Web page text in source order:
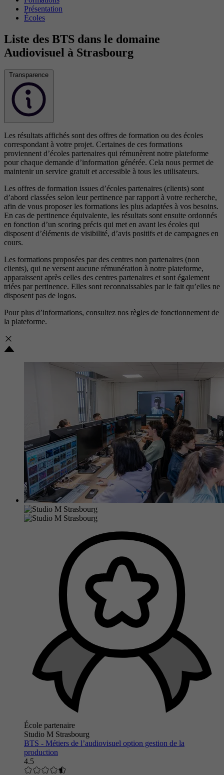
Présentation
Écoles
Liste des BTS dans le domaine
Audiovisuel à Strasbourg
Transparence
Les résultats affichés sont des offres de formation ou des écoles
correspondant à votre projet. Certaines de ces formations
proviennent d’écoles partenaires qui rémunèrent notre plateforme
pour chaque demande d’information générée. Cela nous permet de
maintenir un service gratuit et accessible à tous les utilisateurs.
Les offres de formation issues d’écoles partenaires (clients) sont
d’abord classées selon leur pertinence par rapport à votre recherche,
afin de vous proposer les formations les plus adaptées à vos besoins.
En cas de pertinence équivalente, les résultats sont ensuite ordonnés
en fonction d’un scoring précis qui met en avant les écoles qui
disposent d’éléments de visibilité, d’avis positifs et de campagnes en
cours.
Les formations proposées par des centres non partenaires (non
clients), qui ne versent aucune rémunération à notre plateforme,
apparaissent après celles des centres partenaires et sont également
triées par pertinence. Elles sont reconnaissables par le fait qu’elles ne
disposent pas de logos.
Pour plus d’informations, consultez nos règles de fonctionnement de
la plateforme.
École partenaire
Studio M Strasbourg
BTS - Métiers de l’audiovisuel option gestion de la
production
4.5